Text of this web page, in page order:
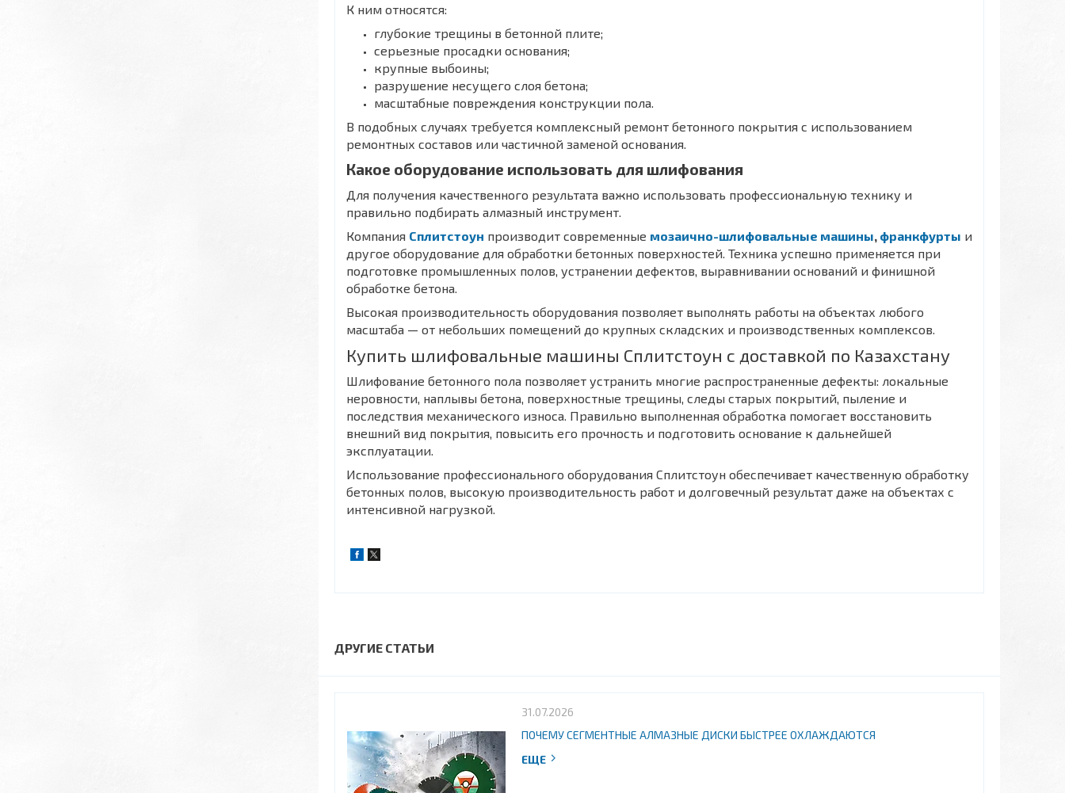
К ним относятся:
глубокие трещины в бетонной плите;
серьезные просадки основания;
крупные выбоины;
разрушение несущего слоя бетона;
масштабные повреждения конструкции пола.
В подобных случаях требуется комплексный ремонт бетонного покрытия с использованием
ремонтных составов или частичной заменой основания.
Какое оборудование использовать для шлифования
Для получения качественного результата важно использовать профессиональную технику и
правильно подбирать алмазный инструмент.
Компания Сплитстоун производит современные мозаично-шлифовальные машины, франкфурты и
другое оборудование для обработки бетонных поверхностей. Техника успешно применяется при
подготовке промышленных полов, устранении дефектов, выравнивании оснований и финишной
обработке бетона.
Высокая производительность оборудования позволяет выполнять работы на объектах любого
масштаба — от небольших помещений до крупных складских и производственных комплексов.
Купить шлифовальные машины Сплитстоун с доставкой по Казахстану
Шлифование бетонного пола позволяет устранить многие распространенные дефекты: локальные
неровности, наплывы бетона, поверхностные трещины, следы старых покрытий, пыление и
последствия механического износа. Правильно выполненная обработка помогает восстановить
внешний вид покрытия, повысить его прочность и подготовить основание к дальнейшей
эксплуатации.
Использование профессионального оборудования Сплитстоун обеспечивает качественную обработку
бетонных полов, высокую производительность работ и долговечный результат даже на объектах с
интенсивной нагрузкой.
ДРУГИЕ СТАТЬИ
31.07.2026
ПОЧЕМУ СЕГМЕНТНЫЕ АЛМАЗНЫЕ ДИСКИ БЫСТРЕЕ ОХЛАЖДАЮТСЯ